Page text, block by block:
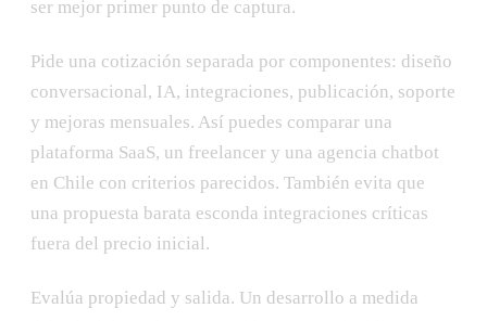
ser mejor primer punto de captura.
Pide una cotización separada por componentes: diseño
conversacional, IA, integraciones, publicación, soporte
y mejoras mensuales. Así puedes comparar una
plataforma SaaS, un freelancer y una agencia chatbot
en Chile con criterios parecidos. También evita que
una propuesta barata esconda integraciones críticas
fuera del precio inicial.
Evalúa propiedad y salida. Un desarrollo a medida